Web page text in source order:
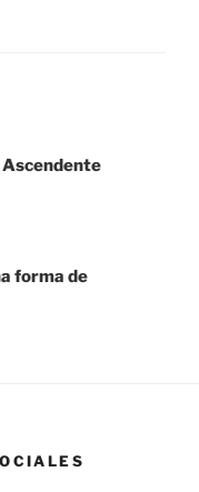
Ascendente
forma de